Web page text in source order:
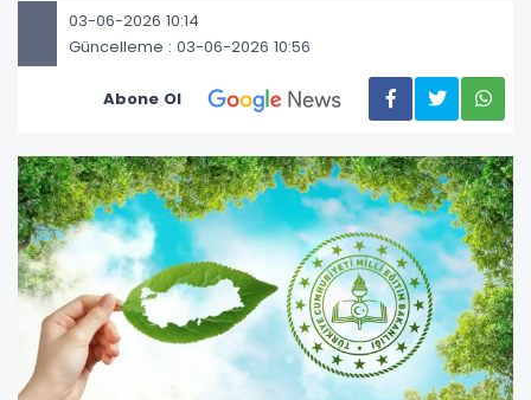
03-06-2026 10:14
Güncelleme : 03-06-2026 10:56
Abone Ol